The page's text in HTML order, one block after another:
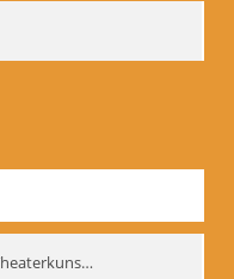
Russische Akademie für Theaterkunst – GITIS